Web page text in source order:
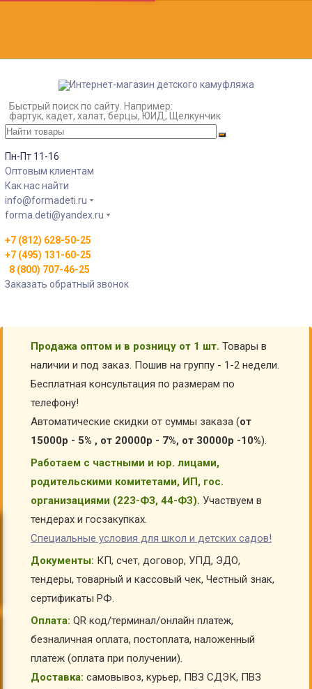
Быстрый поиск по сайту. Например:
фартук, кадет, халат, берцы, ЮИД, Щелкунчик
Пн-Пт 11-16
Оптовым клиентам
Как нас найти
info@formadeti.ru
forma.deti@yandex.ru
+7 (812) 628-50-25
+7 (495) 131-60-25
8 (800) 707-46-25
Заказать обратный звонок
Продажа оптом и в розницу от 1 шт. Товары в
наличии и под заказ. Пошив на группу - 1-2 недели.
Бесплатная консультация по размерам по
телефону!
Автоматические скидки от суммы заказа (от
15000р - 5% , от 20000р - 7%, от 30000р -10%).
Работаем с частными и юр. лицами,
родительскими комитетами, ИП, гос.
организациями (223-ФЗ, 44-ФЗ). Участвуем в
тендерах и госзакупках.
Специальные условия для школ и детских садов!
Документы: КП, счет, договор, УПД, ЭДО,
тендеры, товарный и кассовый чек, Честный знак,
сертификаты РФ.
Оплата: QR код/терминал/онлайн платеж,
безналичная оплата, постоплата, наложенный
платеж (оплата при получении).
Доставка: самовывоз, курьер, ПВЗ СДЭК, ПВЗ